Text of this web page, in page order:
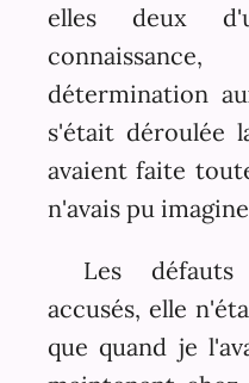
elles deux
détermination
s'était déroulée
avaient faite
n'avais pu
Les défauts
accusés, elle
que quand je